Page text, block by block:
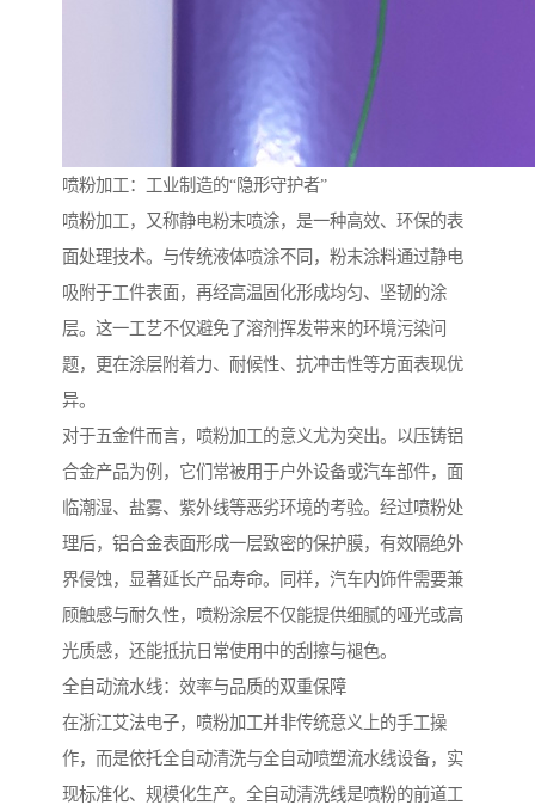
喷粉加工：工业制造的“隐形守护者”
喷粉加工，又称静电粉末喷涂，是一种高效、环保的表
面处理技术。与传统液体喷涂不同，粉末涂料通过静电
吸附于工件表面，再经高温固化形成均匀、坚韧的涂
层。这一工艺不仅避免了溶剂挥发带来的环境污染问
题，更在涂层附着力、耐候性、抗冲击性等方面表现优
异。
对于五金件而言，喷粉加工的意义尤为突出。以压铸铝
合金产品为例，它们常被用于户外设备或汽车部件，面
临潮湿、盐雾、紫外线等恶劣环境的考验。经过喷粉处
理后，铝合金表面形成一层致密的保护膜，有效隔绝外
界侵蚀，显著延长产品寿命。同样，汽车内饰件需要兼
顾触感与耐久性，喷粉涂层不仅能提供细腻的哑光或高
光质感，还能抵抗日常使用中的刮擦与褪色。
全自动流水线：效率与品质的双重保障
在浙江艾法电子，喷粉加工并非传统意义上的手工操
作，而是依托全自动清洗与全自动喷塑流水线设备，实
现标准化、规模化生产。全自动清洗线是喷粉的前道工